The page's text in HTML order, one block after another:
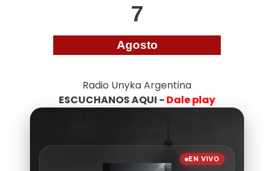
7
Agosto
Radio Unyka Argentina
ESCUCHANOS AQUI - Dale play